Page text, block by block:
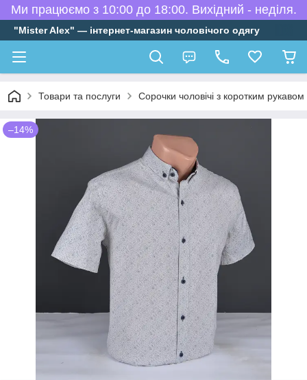
Ми працюємо з 10:00 до 18:00. Вихідний - неділя.
"Mister Alex" — інтернет-магазин чоловічого одягу
Товари та послуги Сорочки чоловічі з коротким рукавом
–14%